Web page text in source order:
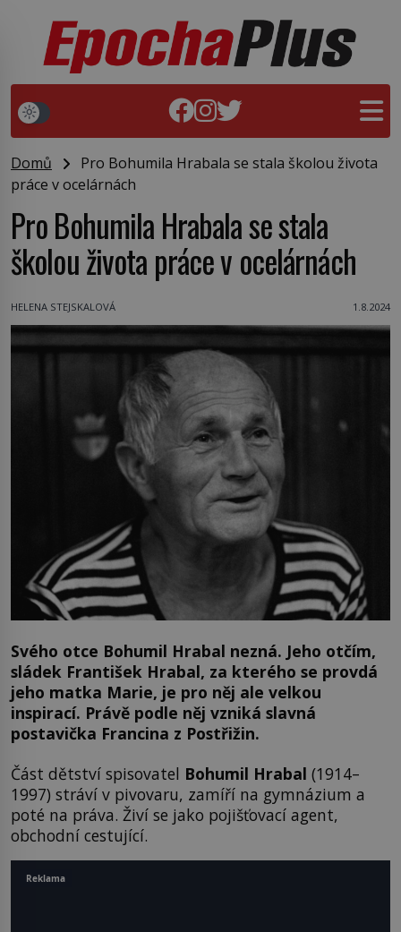
Domů
Pro Bohumila Hrabala se stala školou života
práce v ocelárnách
Pro Bohumila Hrabala se stala
školou života práce v ocelárnách
HELENA STEJSKALOVÁ 1.8.2024
Svého otce Bohumil Hrabal nezná. Jeho otčím,
sládek František Hrabal, za kterého se provdá
jeho matka Marie, je pro něj ale velkou
inspirací. Právě podle něj vzniká slavná
postavička Francina z Postřižin.
Část dětství spisovatel Bohumil Hrabal (1914–
1997) stráví v pivovaru, zamíří na gymnázium a
poté na práva. Živí se jako pojišťovací agent,
obchodní cestující.
Reklama